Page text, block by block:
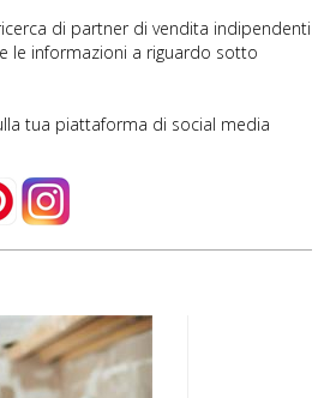
di partner di vendita indipendenti
le informazioni a riguardo sotto
tua piattaforma di social media